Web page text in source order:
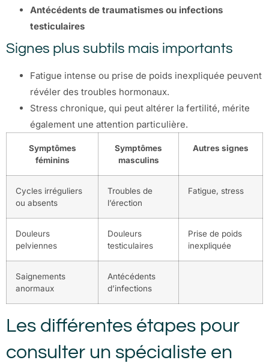
Antécédents de traumatismes ou infections
testiculaires
Signes plus subtils mais importants
Fatigue intense ou prise de poids inexpliquée peuvent
révéler des troubles hormonaux.
Stress chronique, qui peut altérer la fertilité, mérite
également une attention particulière.
Symptômes
féminins
Symptômes
masculins
Autres signes
Cycles irréguliers
ou absents
Troubles de
l’érection
Fatigue, stress
Douleurs
pelviennes
Douleurs
testiculaires
Prise de poids
inexpliquée
Saignements
anormaux
Antécédents
d’infections
Les différentes étapes pour
consulter un spécialiste en